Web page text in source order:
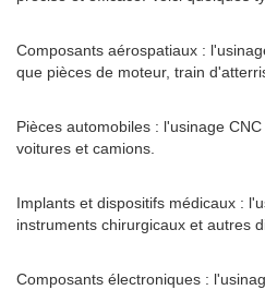
Composants aérospatiaux :
que pièces de moteur, train
Pièces automobiles : l'usinage
voitures et camions.
Implants et dispositifs médicaux :
instruments chirurgicaux et autres
Composants électroniques :